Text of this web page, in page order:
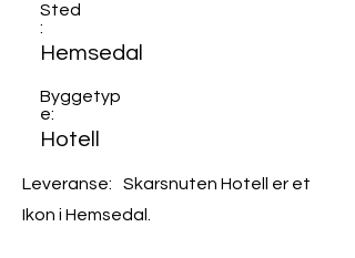
Sted
:
Hemsedal
Byggetyp
e:
Hotell
Leveranse: Skarsnuten Hotell er et
Ikon i Hemsedal.